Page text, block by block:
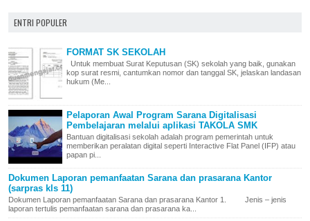
ENTRI POPULER
FORMAT SK SEKOLAH
Untuk membuat Surat Keputusan (SK) sekolah yang baik, gunakan
kop surat resmi, cantumkan nomor dan tanggal SK, jelaskan landasan
hukum (Me...
Pelaporan Awal Program Sarana Digitalisasi
Pembelajaran melalui aplikasi TAKOLA SMK
Bantuan digitalisasi sekolah adalah program pemerintah untuk
memberikan peralatan digital seperti Interactive Flat Panel (IFP) atau
papan pi...
Dokumen Laporan pemanfaatan Sarana dan prasarana Kantor
(sarpras kls 11)
Dokumen Laporan pemanfaatan Sarana dan prasarana Kantor 1. Jenis – jenis
laporan tertulis pemanfaatan sarana dan prasarana ka...